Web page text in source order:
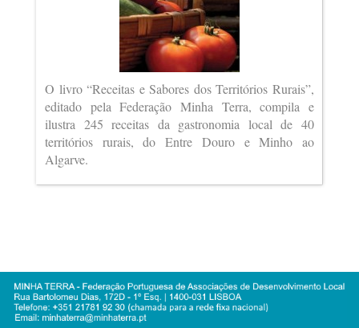
O livro “Receitas e Sabores dos Territórios Rurais”,
editado pela Federação Minha Terra, compila e
ilustra 245 receitas da gastronomia local de 40
territórios rurais, do Entre Douro e Minho ao
Algarve.